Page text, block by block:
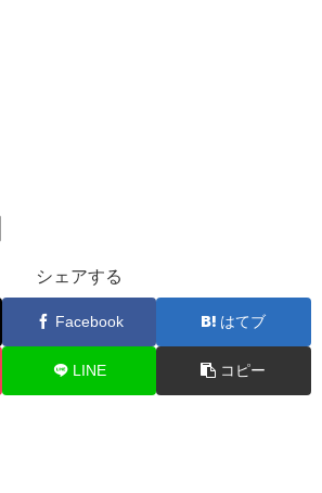
シェアする
Facebook はてブ
LINE コピー